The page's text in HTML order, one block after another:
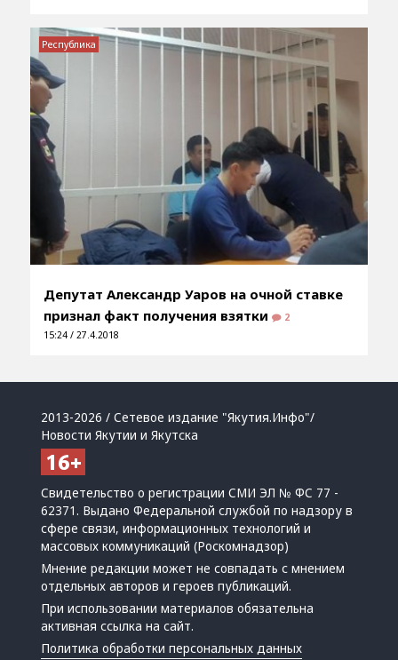
Депутат Александр Уаров на очной ставке
признал факт получения взятки
2
15:24 / 27.4.2018
Республика
2013-2026 / Сетевое издание "Якутия.Инфо"/
Новости Якутии и Якутска
Свидетельство о регистрации СМИ ЭЛ № ФС 77 -
62371. Выдано Федеральной службой по надзору в
сфере связи, информационных технологий и
массовых коммуникаций (Роскомнадзор)
Мнение редакции может не совпадать с мнением
отдельных авторов и героев публикаций.
При использовании материалов обязательна
активная ссылка на сайт.
Политика обработки персональных данных